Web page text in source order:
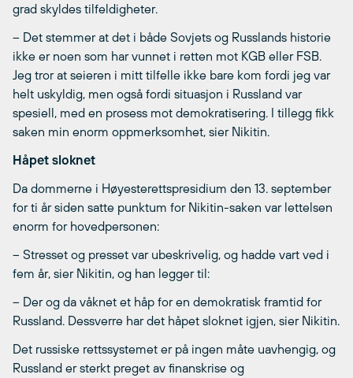
grad skyldes tilfeldigheter.
– Det stemmer at det i både Sovjets og Russlands historie
ikke er noen som har vunnet i retten mot KGB eller FSB.
Jeg tror at seieren i mitt tilfelle ikke bare kom fordi jeg var
helt uskyldig, men også fordi situasjon i Russland var
spesiell, med en prosess mot demokratisering. I tillegg fikk
saken min enorm oppmerksomhet, sier Nikitin.
Håpet sloknet
Da dommerne i Høyesterettspresidium den 13. september
for ti år siden satte punktum for Nikitin-saken var lettelsen
enorm for hovedpersonen:
– Stresset og presset var ubeskrivelig, og hadde vart ved i
fem år, sier Nikitin, og han legger til:
– Der og da våknet et håp for en demokratisk framtid for
Russland. Dessverre har det håpet sloknet igjen, sier Nikitin.
Det russiske rettssystemet er på ingen måte uavhengig, og
Russland er sterkt preget av finanskrise og